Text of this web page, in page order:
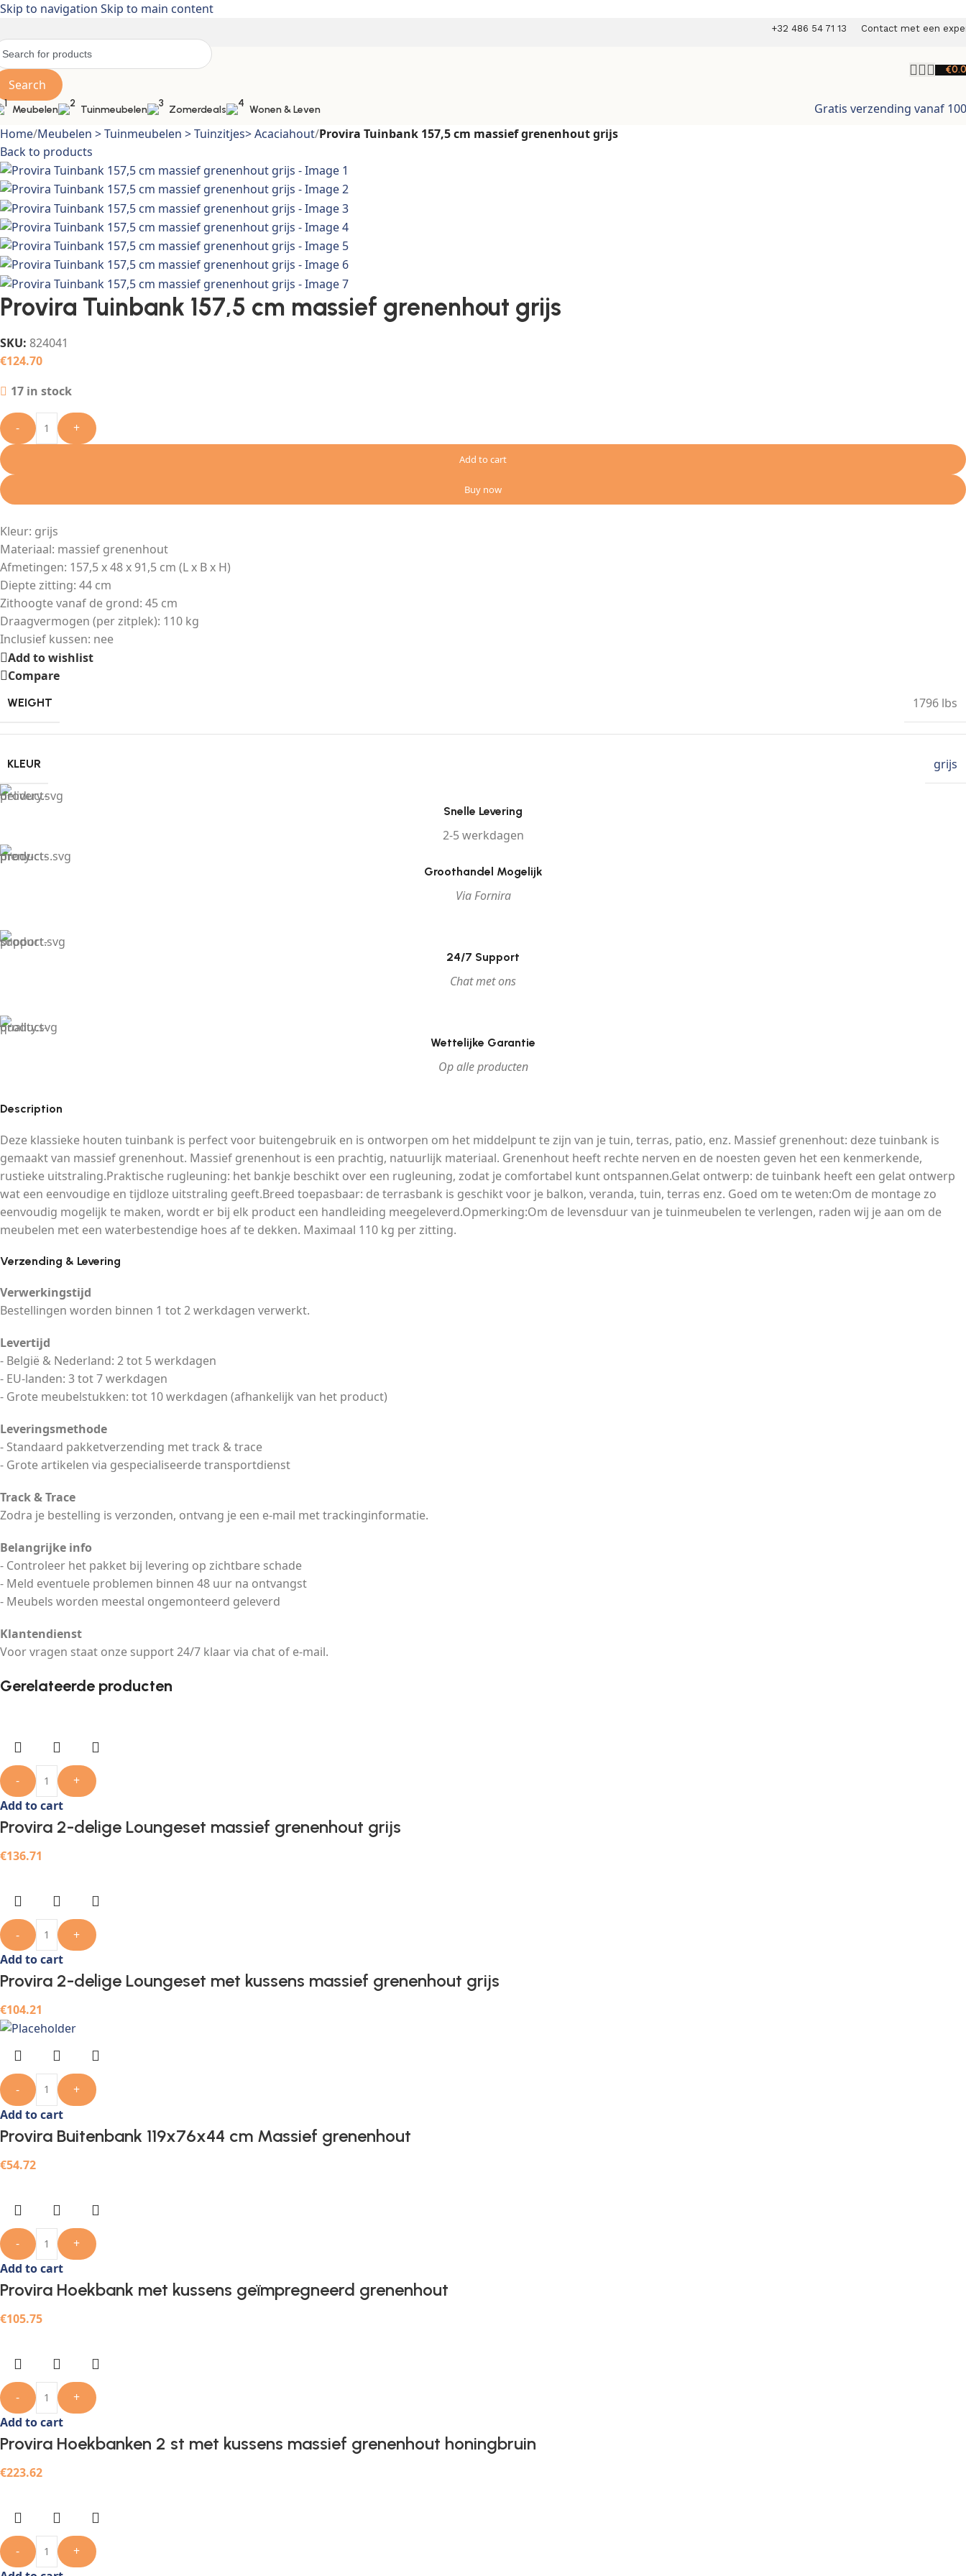
Skip to navigation Skip to main content
+32 486 54 71 13 Contact met een
Search
€
Meubelen Tuinmeubelen Zomerdeals Wonen & Leven
Gratis verzending vanaf
Home/Meubelen > Tuinmeubelen > Tuinzitjes> Acaciahout/Provira Tuinbank 157,5 cm massief grenenhout grijs
Back to products
Provira Tuinbank 157,5 cm massief grenenhout grijs
SKU: 824041
€124.70
17 in stock
- +
Add to cart
Buy now
Kleur: grijs
Materiaal: massief grenenhout
Afmetingen: 157,5 x 48 x 91,5 cm (L x B x H)
Diepte zitting: 44 cm
Zithoogte vanaf de grond: 45 cm
Draagvermogen (per zitplek): 110 kg
Inclusief kussen: nee
Add to wishlist
Compare
WEIGHT 1796 lbs
KLEUR grijs
Snelle Levering
2-5 werkdagen
Groothandel Mogelijk
Via Fornira
24/7 Support
Chat met ons
Wettelijke Garantie
Op alle producten
Description
Deze klassieke houten tuinbank is perfect voor buitengebruik en is ontworpen om het middelpunt te zijn van je tuin, terras, patio, enz. Massief grenenhout: deze tuinbank is
gemaakt van massief grenenhout. Massief grenenhout is een prachtig, natuurlijk materiaal. Grenenhout heeft rechte nerven en de noesten geven het een kenmerkende,
rustieke uitstraling.Praktische rugleuning: het bankje beschikt over een rugleuning, zodat je comfortabel kunt ontspannen.Gelat ontwerp: de tuinbank heeft een gelat ontwerp
wat een eenvoudige en tijdloze uitstraling geeft.Breed toepasbaar: de terrasbank is geschikt voor je balkon, veranda, tuin, terras enz. Goed om te weten:Om de montage zo
eenvoudig mogelijk te maken, wordt er bij elk product een handleiding meegeleverd.Opmerking:Om de levensduur van je tuinmeubelen te verlengen, raden wij je aan om de
meubelen met een waterbestendige hoes af te dekken. Maximaal 110 kg per zitting.
Verzending & Levering
Verwerkingstijd
Bestellingen worden binnen 1 tot 2 werkdagen verwerkt.
Levertijd
- België & Nederland: 2 tot 5 werkdagen
- EU-landen: 3 tot 7 werkdagen
- Grote meubelstukken: tot 10 werkdagen (afhankelijk van het product)
Leveringsmethode
- Standaard pakketverzending met track & trace
- Grote artikelen via gespecialiseerde transportdienst
Track & Trace
Zodra je bestelling is verzonden, ontvang je een e-mail met trackinginformatie.
Belangrijke info
- Controleer het pakket bij levering op zichtbare schade
- Meld eventuele problemen binnen 48 uur na ontvangst
- Meubels worden meestal ongemonteerd geleverd
Klantendienst
Voor vragen staat onze support 24/7 klaar via chat of e-mail.
Gerelateerde producten
-
+
Add to cart
Provira 2-delige Loungeset massief grenenhout grijs
€136.71
-
+
Add to cart
Provira 2-delige Loungeset met kussens massief grenenhout grijs
€104.21
-
+
Add to cart
Provira Buitenbank 119x76x44 cm Massief grenenhout
€54.72
-
+
Add to cart
Provira Hoekbank met kussens geïmpregneerd grenenhout
€105.75
-
+
Add to cart
Provira Hoekbanken 2 st met kussens massief grenenhout honingbruin
€223.62
-
+